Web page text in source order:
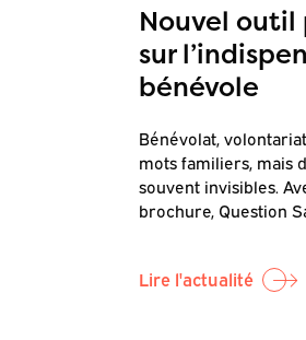
Nouvel
sur
bénévole
Bénévolat,
mots familiers, mais
souvent invisibles.
brochure, Question
Lire l'actualité